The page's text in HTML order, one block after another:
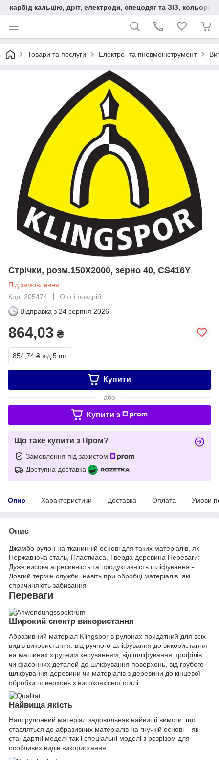
карбід кальцію, дріт, електроди, спецодяг та ЗІЗ,
Товари та послуги Електро- та пневмоінструмент
Стрічки, розм.150X2000, зерно 40, CS416Y
Під замовлення
Код: 205474
Опт і роздріб
Відправка з 24 серпня 2026
864,03 ₴
854,74 ₴ від 5 шт.
Купити
або
Купити з
Що таке купити з Пром?
Замовлення під захистом
Доступна доставка
Опис Характеристики Доставка Оплата Умови
Опис
Джамбо рулон на тканинній основі для таких матеріалів, як
Нержавіюча сталь, Пластмаса, Тверда деревина Переваги:
Дуже висока агресивність та продуктивність шліфування -
Довгий термін служби, навіть при обробці матеріалів, які
спричиняють забивання
Переваги
Широкий спектр використання
Абразивний матеріал Klingspor в рулонах придатний для всіх
видів використання: від ручного шліфування до використання
на машинах з ручним керуванням, від шліфування профілів
чи фасонних деталей до шліфування поверхонь, від грубого
шліфування деревини чи матеріалів з деревини до кінцевої
обробки поверхонь з високоякісної сталі.
Найвища якість
Наш рулонний матеріал задовольняє найвищі вимоги, що
ставляться до абразивних матеріалів на гнучкій основі – як
стандартні моделі так і спеціальні моделі з розрізом для
особливих видів використання.